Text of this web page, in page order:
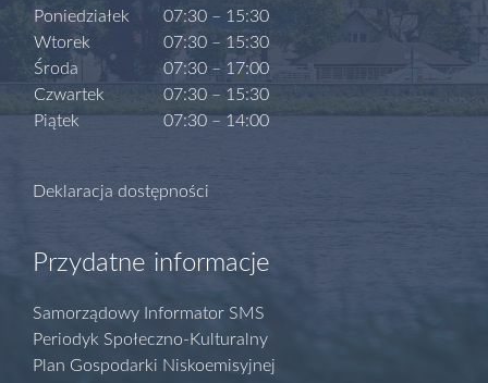
Poniedziałek
Wtorek
Środa
Czwartek
Piątek
07:30 – 15:30
07:30 – 15:30
07:30 – 17:00
07:30 – 15:30
07:30 – 14:00
Deklaracja dostępności
Przydatne informacje
Samorządowy Informator SMS
Periodyk Społeczno-Kulturalny
Plan Gospodarki Niskoemisyjnej